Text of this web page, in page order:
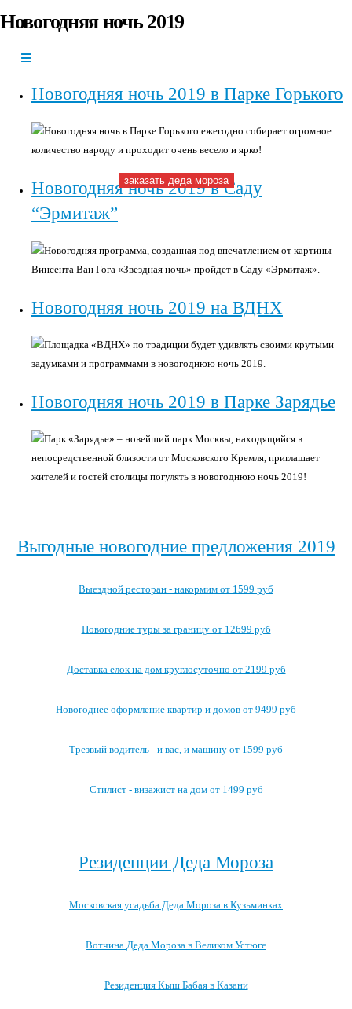
заказать деда мороза
Новогодняя ночь 2019
Новогодняя ночь 2019 в Парке Горького
Новогодняя ночь в Парке Горького ежегодно собирает огромное
количество народу и проходит очень весело и ярко!
Новогодняя ночь 2019 в Саду
“Эрмитаж”
Новогодняя программа, созданная под впечатлением от картины
Винсента Ван Гога «Звездная ночь» пройдет в Саду «Эрмитаж».
Новогодняя ночь 2019 на ВДНХ
Площадка «ВДНХ» по традиции будет удивлять своими крутыми
задумками и программами в новогоднюю ночь 2019.
Новогодняя ночь 2019 в Парке Зарядье
Парк «Зарядье» – новейший парк Москвы, находящийся в
непосредственной близости от Московского Кремля, приглашает
жителей и гостей столицы погулять в новогоднюю ночь 2019!
Выгодные новогодние предложения 2019
Выездной ресторан - накормим от 1599 руб
Новогодние туры за границу от 12699 руб
Доставка елок на дом круглосуточно от 2199 руб
Новогоднее оформление квартир и домов от 9499 руб
Трезвый водитель - и вас, и машину от 1599 руб
Стилист - визажист на дом от 1499 руб
Резиденции Деда Мороза
Московская усадьба Деда Мороза в Кузьминках
Вотчина Деда Мороза в Великом Устюге
Резиденция Кыш Бабая в Казани